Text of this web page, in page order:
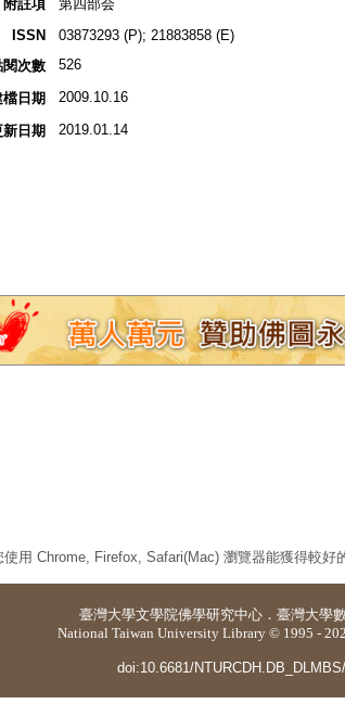
附註項
第四部会
ISSN
03873293 (P); 21883858 (E)
閱次數
526
檔日期 2009.10.16
新日期 2019.01.14
使用 Chrome, Firefox, Safari(Mac) 瀏覽器能獲得較好
臺灣大學文學院佛學研究中心 ． 臺灣大學
National Taiwan University Library © 1995 -
doi:10.6681/